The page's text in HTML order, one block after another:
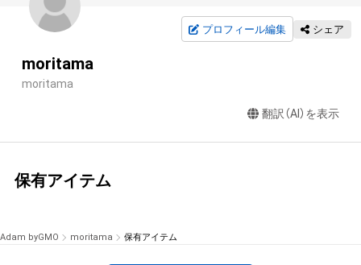
プロフィール編集 シェア
moritama
moritama
翻訳（AI）を表示
保有アイテム
Adam byGMO moritama 保有アイテム